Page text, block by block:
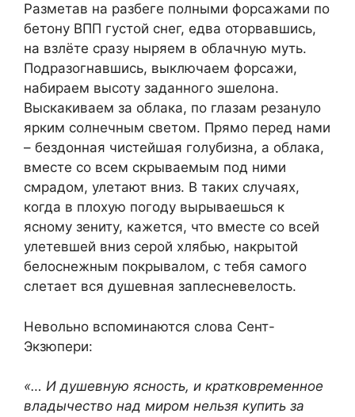
Разметав на разбеге полными форсажами по
бетону ВПП густой снег, едва оторвавшись,
на взлёте сразу ныряем в облачную муть.
Подразогнавшись, выключаем форсажи,
набираем высоту заданного эшелона.
Выскакиваем за облака, по глазам резануло
ярким солнечным светом. Прямо перед нами
– бездонная чистейшая голубизна, а облака,
вместе со всем скрываемым под ними
смрадом, улетают вниз. В таких случаях,
когда в плохую погоду вырываешься к
ясному зениту, кажется, что вместе со всей
улетевшей вниз серой хлябью, накрытой
белоснежным покрывалом, с тебя самого
слетает вся душевная заплесневелость.
Невольно вспоминаются слова Сент-
Экзюпери:
«… И душевную ясность, и кратковременное
владычество над миром нельзя купить за